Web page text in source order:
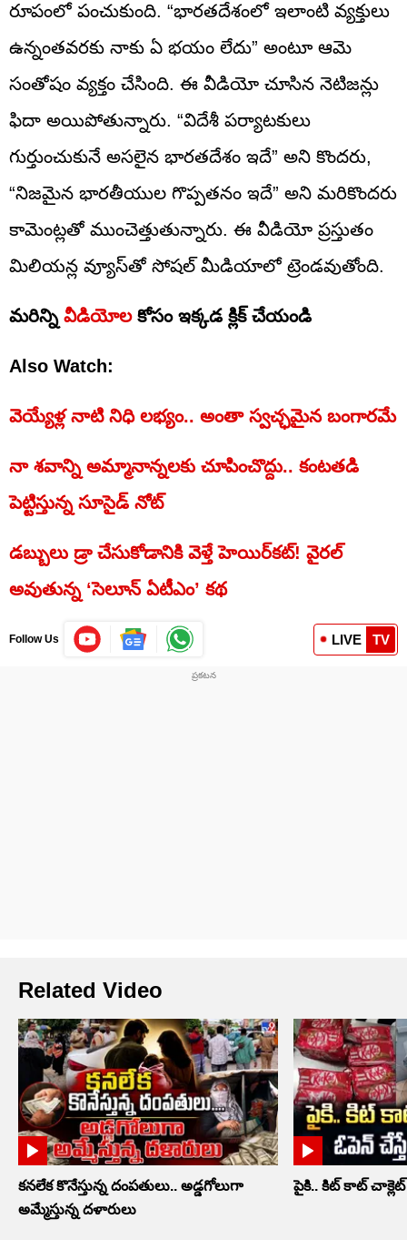
రూపంలో పంచుకుంది. “భారతదేశంలో ఇలాంటి వ్యక్తులు
ఉన్నంతవరకు నాకు ఏ భయం లేదు” అంటూ ఆమె
సంతోషం వ్యక్తం చేసింది. ఈ వీడియో చూసిన నెటిజన్లు
ఫిదా అయిపోతున్నారు. “విదేశీ పర్యాటకులు
గుర్తుంచుకునే అసలైన భారతదేశం ఇదే” అని కొందరు,
“నిజమైన భారతీయుల గొప్పతనం ఇదే” అని మరికొందరు
కామెంట్లతో ముంచెత్తుతున్నారు. ఈ వీడియో ప్రస్తుతం
మిలియన్ల వ్యూస్‌తో సోషల్ మీడియాలో ట్రెండవుతోంది.
మరిన్ని వీడియోలకోసం ఇక్కడ క్లిక్ చేయండి
Also Watch:
వెయ్యేళ్ల నాటి నిధి లభ్యం.. అంతా స్వచ్ఛమైన బంగారమే
నా శవాన్ని అమ్మానాన్నలకు చూపించొద్దు.. కంటతడి
పెట్టిస్తున్న సూసైడ్ నోట్
డబ్బులు డ్రా చేసుకోడానికి వెళ్తే హెయిర్‌కట్! వైరల్
అవుతున్న ‘సెలూన్ ఏటీఎం’ కథ
Follow Us LIVE TV
Related Video
కనలేక కొనేస్తున్న దంపతులు.. అడ్డగోలుగా
అమ్మేస్తున్న దళారులు
పైకి.. కిట్‌ కాట్‌